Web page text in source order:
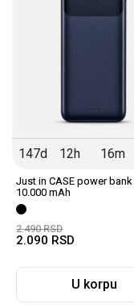
147d 12h 16m
Just in CASE power bank
10.000 mAh
2.490RSD
2.090 RSD
U korpu